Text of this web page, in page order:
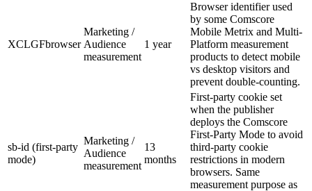
XCLGFbrowser
Marketing /
Audience
measurement
1 year
Browser identifier used
by some Comscore
Mobile Metrix and Multi-
Platform measurement
products to detect mobile
vs desktop visitors and
prevent double-counting.
sb-id (first-party
mode)
Marketing /
Audience
measurement
13
months
First-party cookie set
when the publisher
deploys the Comscore
First-Party Mode to avoid
third-party cookie
restrictions in modern
browsers. Same
measurement purpose as